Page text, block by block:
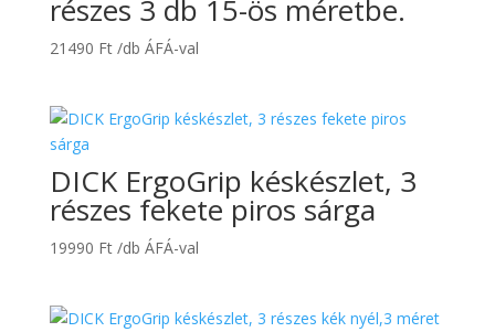
részes 3 db 15-ös méretbe.
21490 Ft /db ÁFÁ-val
DICK ErgoGrip késkészlet, 3
részes fekete piros sárga
19990 Ft /db ÁFÁ-val